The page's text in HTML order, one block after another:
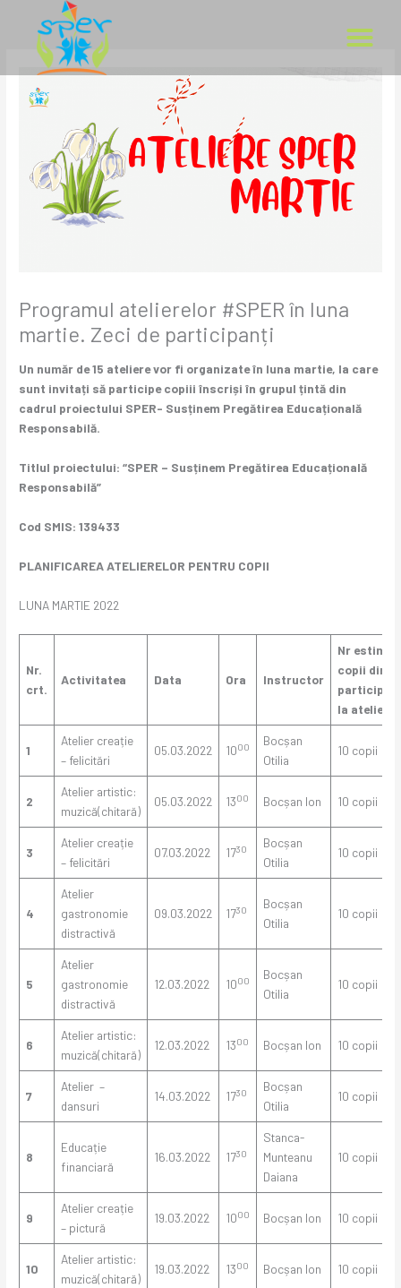
content
Programul atelierelor #SPER în luna
martie. Zeci de participanți
Un număr de 15 ateliere vor fi organizate în luna martie, la care
sunt invitați să participe copiii înscriși în grupul țintă din
cadrul proiectului SPER- Susținem Pregătirea Educațională
Responsabilă.
Titlul proiectului: “SPER – Susținem Pregătirea Educațională
Responsabilă”
Cod SMIS: 139433
PLANIFICAREA ATELIERELOR PENTRU COPII
LUNA MARTIE 2022
Nr.
crt.
Activitatea Data Ora Instructor
Nr estimat
copii din
la ateliere
1
Atelier creație
– felicitări
05.03.2022 1000
Bocșan
Otilia
10 copii
2
Atelier artistic:
muzică(chitară)
05.03.2022 1300 Bocșan Ion 10 copii
3
Atelier creație
– felicitări
07.03.2022 1730
Bocșan
Otilia
10 copii
4
Atelier
gastronomie
distractivă
09.03.2022 1730
Bocșan
Otilia
10 copii
5
Atelier
gastronomie
distractivă
12.03.2022 1000
Bocșan
Otilia
10 copii
6
Atelier artistic:
muzică(chitară)
12.03.2022 1300 Bocșan Ion 10 copii
7
Atelier –
dansuri
14.03.2022 1730
Bocșan
Otilia
10 copii
8
Educație
financiară
16.03.2022 1730
Stanca-
Munteanu
Daiana
10 copii
9
Atelier creație
– pictură
19.03.2022 1000 Bocșan Ion 10 copii
10
Atelier artistic:
muzică(chitară)
19.03.2022 1300 Bocșan Ion 10 copii